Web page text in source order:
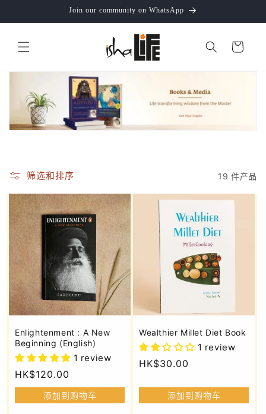
Join our community on WhatsApp
物
筛选和排序 19 件产品
Enlightenment : A New
Beginning (English)
1 review
常
规
价
HK$120.00
添加到购物车
Wealthier Millet Diet Book
1 review
常
格
HK$30.00
添加到购物车